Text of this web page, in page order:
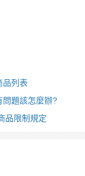
品列表
問題該怎麼辦?
品限制規定